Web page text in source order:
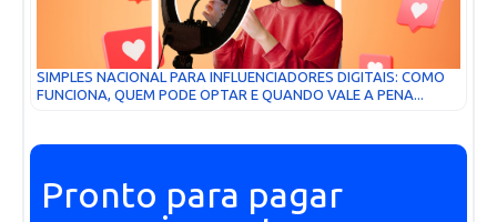
SIMPLES NACIONAL PARA INFLUENCIADORES DIGITAIS: COMO
FUNCIONA, QUEM PODE OPTAR E QUANDO VALE A PENA...
Pronto para pagar